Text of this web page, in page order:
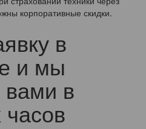
корпоративные скидки.
в
и мы
в